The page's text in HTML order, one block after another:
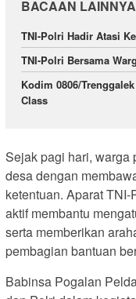
BACAAN LAINNYA
TNI-Polri Hadir Atasi
TNI-Polri Bersama
Kodim 0806/
Class
Sejak pagi hari, warga
desa dengan
ketentuan. Aparat
aktif membantu
serta memberikan
pembagian bantuan
Babinsa Pogalan